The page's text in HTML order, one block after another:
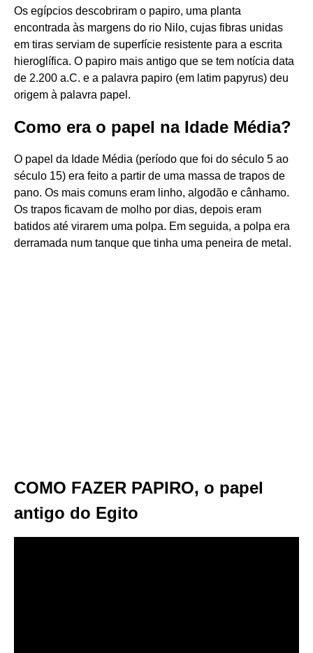
Os egípcios descobriram o papiro, uma planta
encontrada às margens do rio Nilo, cujas fibras unidas
em tiras serviam de superfície resistente para a escrita
hieroglífica. O papiro mais antigo que se tem notícia data
de 2.200 a.C. e a palavra papiro (em latim papyrus) deu
origem à palavra papel.
Como era o papel na Idade Média?
O papel da Idade Média (período que foi do século 5 ao
século 15) era feito a partir de uma massa de trapos de
pano. Os mais comuns eram linho, algodão e cânhamo.
Os trapos ficavam de molho por dias, depois eram
batidos até virarem uma polpa. Em seguida, a polpa era
derramada num tanque que tinha uma peneira de metal.
COMO FAZER PAPIRO, o papel
antigo do Egito